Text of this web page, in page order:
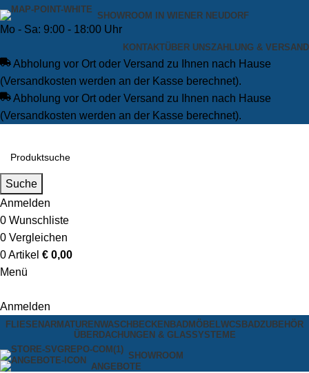
SHOWROOM IN WIENER NEUDORF
Mo - Sa: 9:00 - 18:00 Uhr
KONTAKTÜBER UNSZAHLUNG & VERSAND
Abholung vor Ort oder Versand zu Ihnen nach Hause
(Versandkosten werden an der Kasse berechnet).
Abholung vor Ort oder Versand zu Ihnen nach Hause
(Versandkosten werden an der Kasse berechnet).
Suche
Anmelden
0 Wunschliste
0 Vergleichen
0Artikel € 0,00
Menü
Anmelden
FLIESENARMATURENWASCHBECKEN BADMÖBELWCS BADZUBEHÖR
ÜBERDACHUNGEN & GLASSYSTEME
SHOWROOM
ANGEBOTE